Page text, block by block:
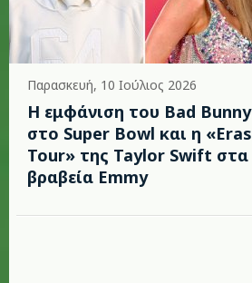
Παρασκευή, 10 Ιούλιος 2026
Η εμφάνιση του Bad Bunny
στο Super Bowl και η «Eras
Tour» της Taylor Swift στα
βραβεία Emmy